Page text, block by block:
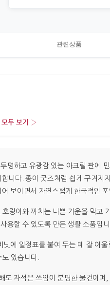
관련상품
모두 보기 ›
명하고 유광감 있는 아크릴 판에
니다. 종이 굿즈처럼 쉽게 구겨지
보이면서 자연스럽게 한국적인
랑이와 까치는 나쁜 기운을 막고
용할 수 있도록 만든 생활 소품입
에 일정표를 붙여 두는 데 잘 어
도 있습니다.
자석은 쓰임이 분명한 물건이